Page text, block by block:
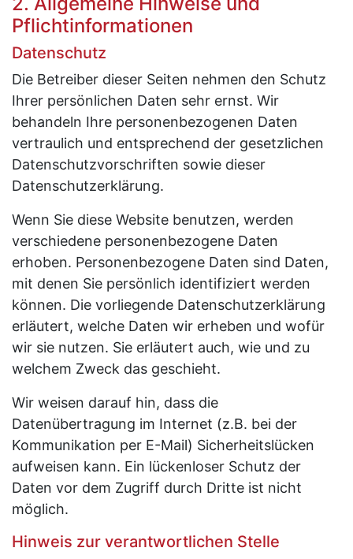
Pflichtinformationen
Datenschutz
Die Betreiber dieser Seiten nehmen den Schutz
Ihrer persönlichen Daten sehr ernst. Wir
behandeln Ihre personenbezogenen Daten
vertraulich und entsprechend der gesetzlichen
Datenschutzvorschriften sowie dieser
Datenschutzerklärung.
Wenn Sie diese Website benutzen, werden
verschiedene personenbezogene Daten
erhoben. Personenbezogene Daten sind Daten,
mit denen Sie persönlich identifiziert werden
können. Die vorliegende Datenschutzerklärung
erläutert, welche Daten wir erheben und wofür
wir sie nutzen. Sie erläutert auch, wie und zu
welchem Zweck das geschieht.
Wir weisen darauf hin, dass die
Datenübertragung im Internet (z.B. bei der
Kommunikation per E-Mail) Sicherheitslücken
aufweisen kann. Ein lückenloser Schutz der
Daten vor dem Zugriff durch Dritte ist nicht
möglich.
Hinweis zur verantwortlichen Stelle